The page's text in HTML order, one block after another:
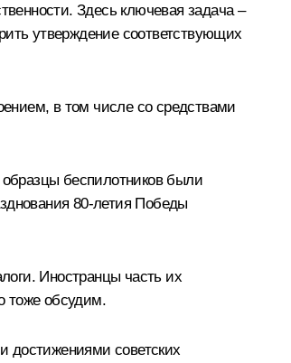
Здесь ключевая задача –
утверждение соответствующих
в том числе со средствами
беспилотников были
80-летия Победы
Иностранцы часть их
тоже обсудим.
достижениями советских